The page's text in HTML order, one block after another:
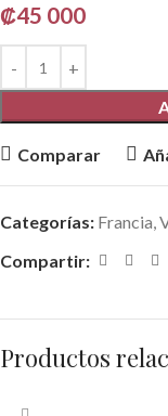
₡45 000
Comparar
Categorías: Francia,
Compartir:
Productos